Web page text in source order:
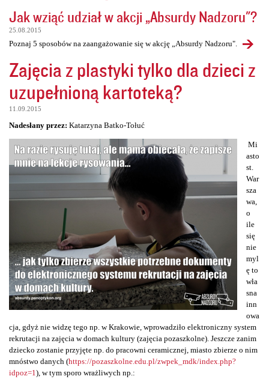
Jak wziąć udział w akcji „Absurdy Nadzoru"?
25.08.2015
Poznaj 5 sposobów na zaangażowanie się w akcję „Absurdy Nadzoru".
Zajęcia z plastyki tylko dla dzieci z
uzupełnioną kartoteką?
11.09.2015
Nadesłany przez: Katarzyna Batko-Tołuć
Mi
asto
st.
War
sza
wa,
o
ile
się
nie
myl
ę to
wła
sna
inn
owa
cja, gdyż nie widzę tego np. w Krakowie, wprowadziło elektroniczny system
rekrutacji na zajęcia w domach kultury (zajęcia pozaszkolne). Jeszcze zanim
dziecko zostanie przyjęte np. do pracowni ceramicznej, miasto zbierze o nim
mnóstwo danych (https://pozaszkolne.edu.pl/zwpek_mdk/index.php?
idpoz=1), w tym sporo wrażliwych np.: